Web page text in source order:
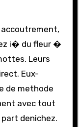
accoutrement,
i� du fleur �
Leurs
Eux-
de methode
avec tout
denichez.